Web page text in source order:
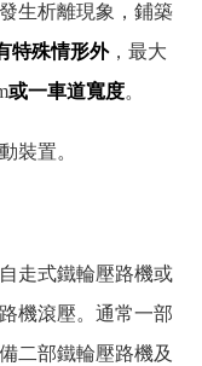
生析離現象，鋪築
特殊情形外，最大
或一車道寬度。
裝置。
走式鐵輪壓路機或
機滾壓。通常一部
二部鐵輪壓路機及